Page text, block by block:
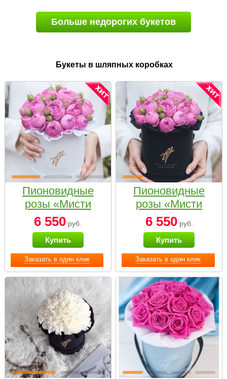
Больше недорогих букетов
Букеты в шляпных коробках
Заказать в один клик
Пионовидные
розы «Мисти
бабблс» в белой
коробке Small
6 550 руб.
Купить
Заказать в один клик
Пионовидные
розы «Мисти
бабблс» в
черной коробке
Small
6 550руб.
Купить